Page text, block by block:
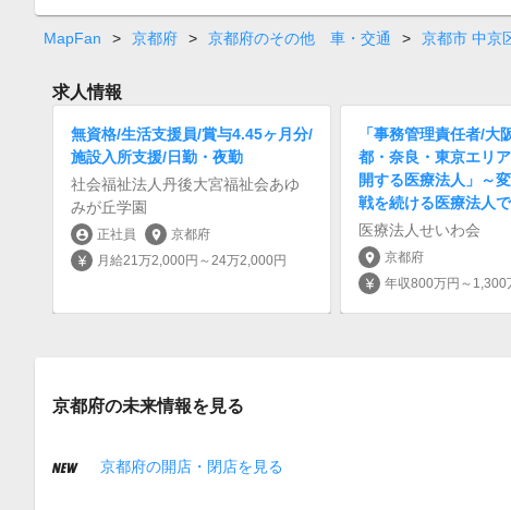
MapFan > 京都府 > 京都府のその他 車・交通 > 京都市 中京
求人情報
無資格/生活支援員/賞与4.45ヶ月分/
施設入所支援/日勤・夜勤
社会福祉法人丹後大宮福祉会あゆ
みが丘学園
account_circle 正社員 location_on 京都府
currency_yen 月給21万2,000円～24万2,000円
「事務管理責任者/大
都・奈良・東京エリ
開する医療法人」～
戦を続ける医療法人
医療法人せいわ会
location_on 京都府
currency_yen 年収800万円～1,300
京都府の未来情報を見る
京都府の開店・閉店を見る